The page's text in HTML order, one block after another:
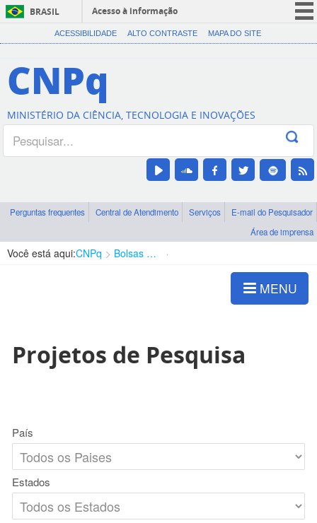
BRASIL
Acesso à informação
CORONAVÍRUS (COVID-19)
Canais
ACESSIBILIDADE ALTO CONTRASTE MAPA DO SITE
CNPq
MINISTÉRIO DA CIÊNCIA, TECNOLOGIA E INOVAÇÕES
Perguntas frequentes Central de Atendimento Serviços
E-mail do Pesquisador
Área de imprensa
Você está aqui:CNPq Bolsas e Auxílios Vigentes
MENU
Projetos de Pesquisa
País
Estados